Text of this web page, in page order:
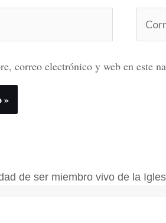
correo electrónico y web en este
de ser miembro vivo de la